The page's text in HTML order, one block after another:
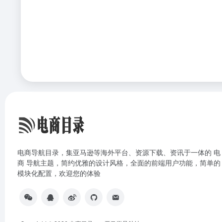
电商导航目录，集亚马逊等海外平台、资源下载、资讯于一体的 电
商 导航主题，简约优雅的设计风格，全面的前端用户功能，简单的
模块化配置，欢迎您的体验